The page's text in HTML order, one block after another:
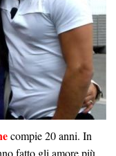
compie 20 anni. In
fatto gli amore più